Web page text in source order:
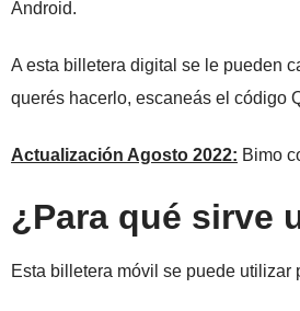
Android.
A esta billetera digital se le pueden
querés hacerlo, escaneás el código
Actualización Agosto 2022: Bimo
¿Para qué sirve
Esta billetera móvil se puede utilizar